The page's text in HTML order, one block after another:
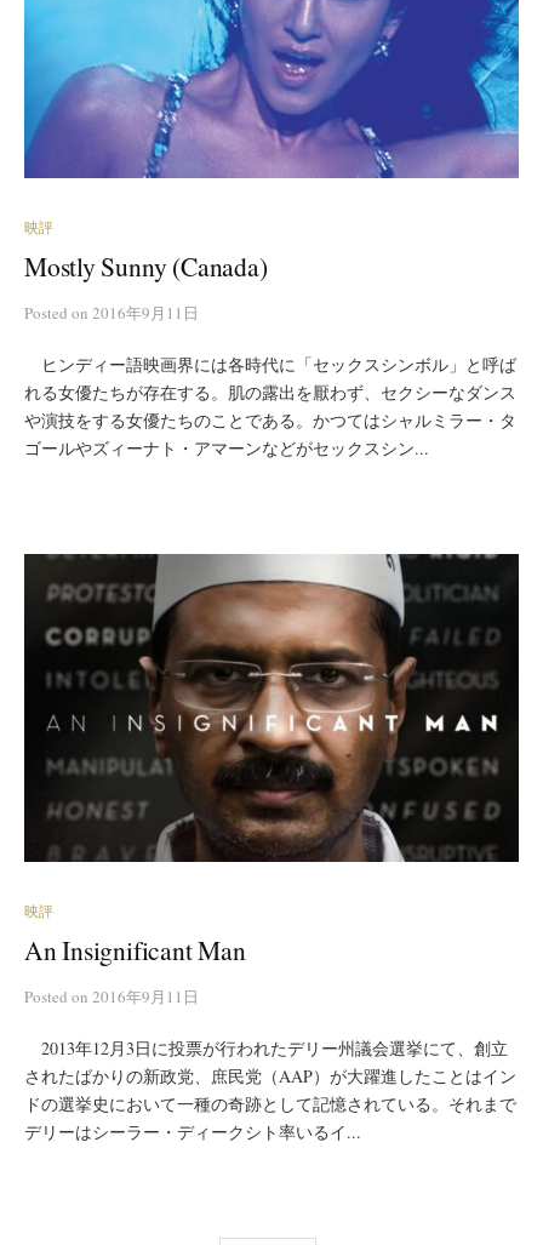
映評
Mostly Sunny (Canada)
Posted on 2016年9月11日
ヒンディー語映画界には各時代に「セックスシンボル」と呼ば
れる女優たちが存在する。肌の露出を厭わず、セクシーなダンス
や演技をする女優たちのことである。かつてはシャルミラー・タ
ゴールやズィーナト・アマーンなどがセックスシン...
映評
An Insignificant Man
Posted on 2016年9月11日
2013年12月3日に投票が行われたデリー州議会選挙にて、創立
されたばかりの新政党、庶民党（AAP）が大躍進したことはイン
ドの選挙史において一種の奇跡として記憶されている。それまで
デリーはシーラー・ディークシト率いるイ...